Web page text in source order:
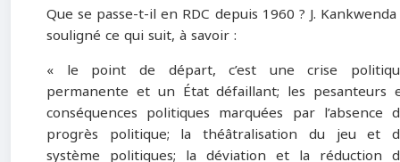
Que se passe-t-il en RDC depuis 1960 ? J.
souligné ce qui suit, à savoir :
« le point de départ, c’est une crise
permanente et un État défaillant; les pesanteurs
conséquences politiques marquées par l’absence
progrès politique; la théâtralisation du jeu et
système politiques; la déviation et la réduction